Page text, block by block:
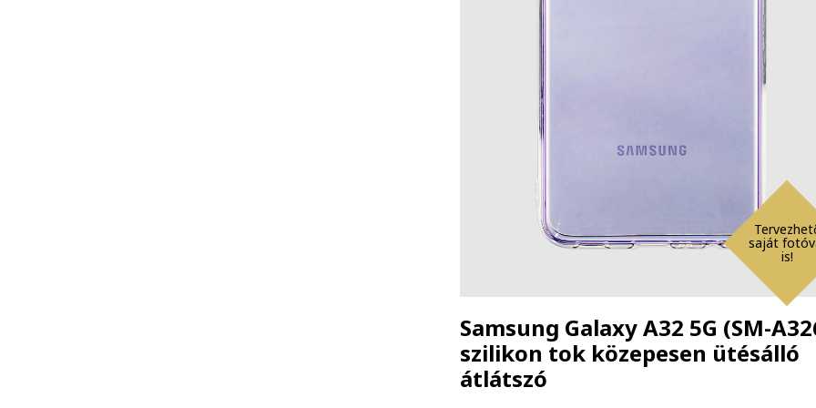
saját
is!
Samsung Galaxy A32 5G (SM-
szilikon tok közepesen ütésálló
átlátszó